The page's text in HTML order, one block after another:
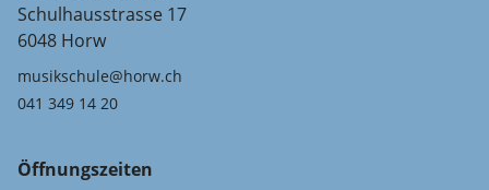
Schulhausstrasse 17
6048 Horw
musikschule@horw.ch
041 349 14 20
Öffnungszeiten